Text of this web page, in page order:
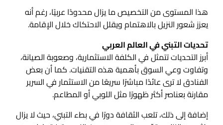
هذا المستوى من التخصيص ما يزال محدودًا عربيًا، رغم أنه
يعزز شعور النزيل بالاهتمام ويقلل الاحتكاك خلال الإقامة.
تحديات التبني في العالم العربي
أبرز التحديات تتمثل في الكلفة الاستثمارية، وصعوبة الصيانة،
وتفاوت وعي السوق بأهمية هذه التقنيات. كما أن بعض
الفنادق لا ترى عائدًا مباشرًا سريعًا من الاستثمار في السرير
مقارنة بعناصر أكثر ظهورًا مثل اللوبي أو المطاعم.
إضافة إلى ذلك، تلعب الثقافة دورًا في بطء التبني، حيث لا يزال